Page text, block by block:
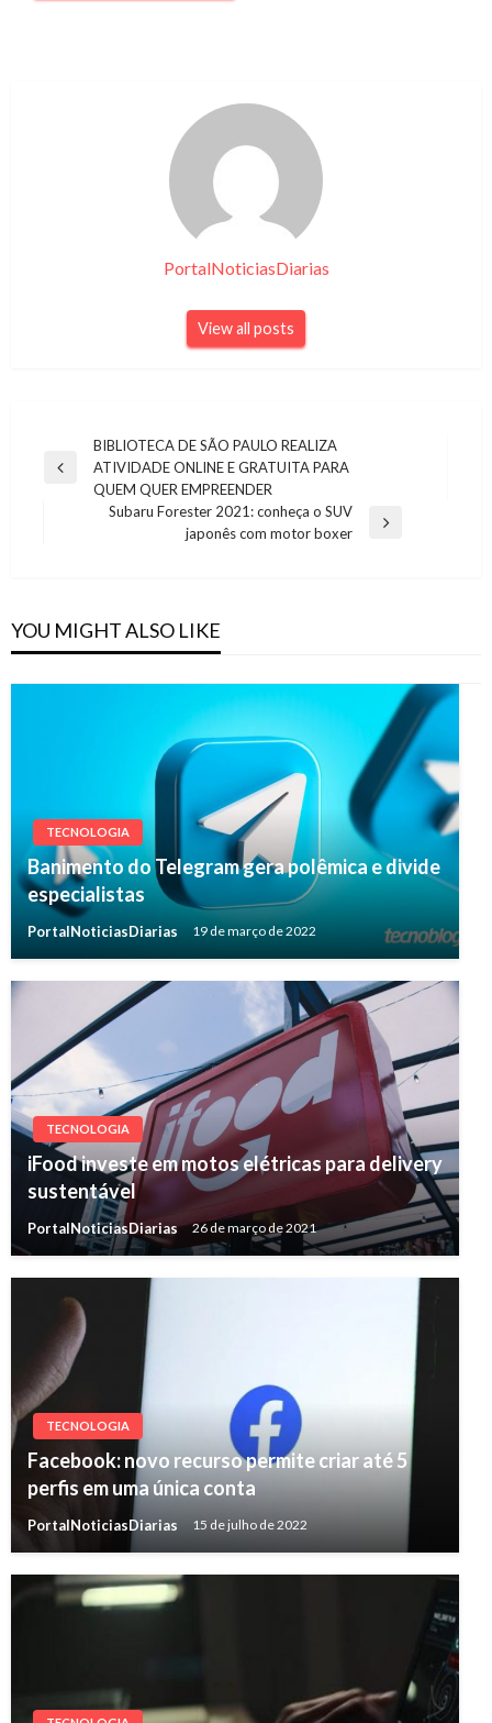
PortalNoticiasDiarias
View all posts
Navegação
de
Previous
BIBLIOTECA DE SÃO PAULO REALIZA
ATIVIDADE ONLINE E GRATUITA PARA
QUEM QUER EMPREENDER
Subaru Forester 2021: conheça o SUV
japonês com motor boxer
YOU MIGHT ALSO LIKE
TECNOLOGIA
Banimento do Telegram gera polêmica e divide
especialistas
PortalNoticiasDiarias 19 de março de 2022
TECNOLOGIA
iFood investe em motos elétricas para delivery
sustentável
PortalNoticiasDiarias 26 de março de 2021
TECNOLOGIA
Facebook: novo recurso permite criar até 5
perfis em uma única conta
PortalNoticiasDiarias 15 de julho de 2022